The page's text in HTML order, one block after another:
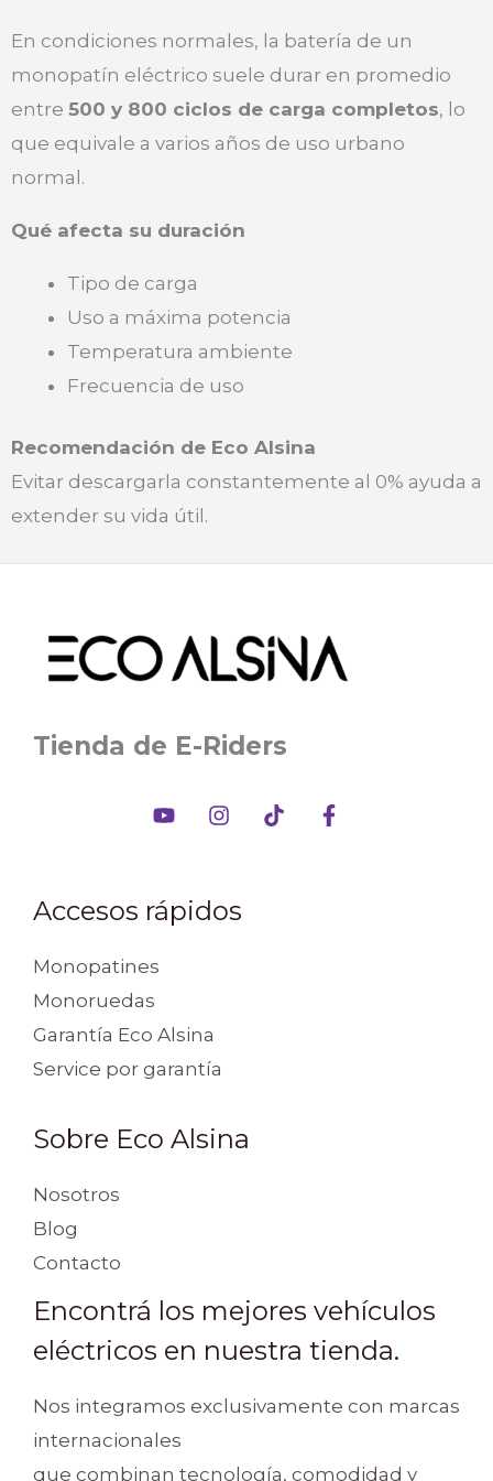
En condiciones normales, la batería de un
monopatín eléctrico suele durar en promedio
entre 500 y 800 ciclos de carga completos, lo
que equivale a varios años de uso urbano
normal.
Qué afecta su duración
Tipo de carga
Uso a máxima potencia
Temperatura ambiente
Frecuencia de uso
Recomendación de Eco Alsina
Evitar descargarla constantemente al 0% ayuda a
extender su vida útil.
Tienda de E-Riders
Accesos rápidos
Monopatines
Monoruedas
Garantía Eco Alsina
Service por garantía
Sobre Eco Alsina
Nosotros
Blog
Contacto
Encontrá los mejores vehículos
eléctricos en nuestra tienda.
Nos integramos exclusivamente con marcas
internacionales
que combinan tecnología, comodidad y